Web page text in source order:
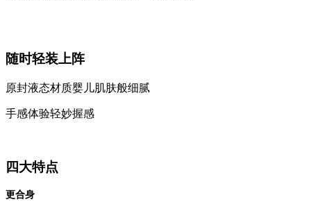
随时轻装上阵
原封液态材质婴儿肌肤般细腻
手感体验轻妙握感
四大特点